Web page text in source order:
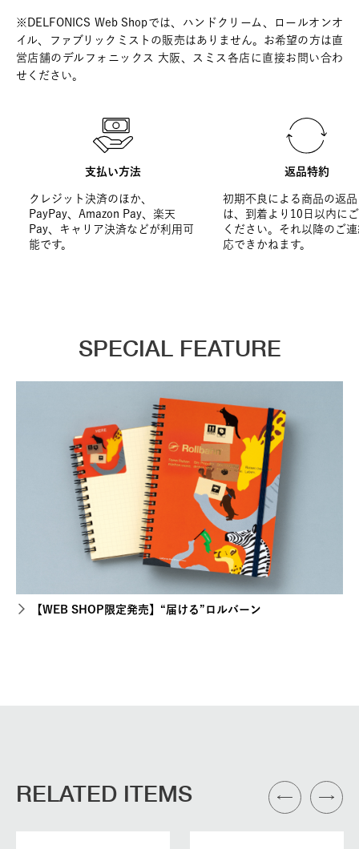
※DELFONICS Web Shopでは、ハンドクリーム、ロールオンオ
イル、ファブリックミストの販売はありません。お希望の方は直
営店舗のデルフォニックス 大阪、スミス各店に直接お問い合わ
せください。
支払い方法
クレジット決済のほか、
PayPay、Amazon Pay、楽天
Pay、キャリア決済などが利用可
能です。
返品特約
初期不良による商品の返
は、到着より10日以内に
ください。それ以降のご
応できかねます。
SPECIAL FEATURE
【WEB SHOP限定発売】“届ける”ロルバーン
RELATED ITEMS